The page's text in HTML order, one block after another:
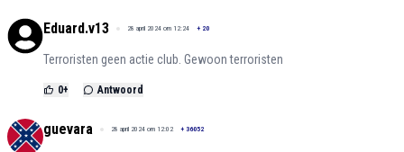
Eduard.v13 28 april 2024 om 12:24 + 20
Terroristen geen actie club. Gewoon terroristen
0+ Antwoord
guevara 28 april 2024 om 12:02 + 36052